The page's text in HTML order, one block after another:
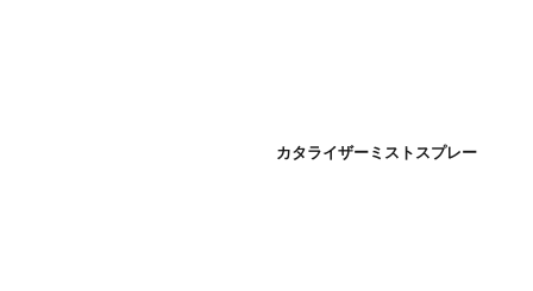
カタライザーミストスプレー